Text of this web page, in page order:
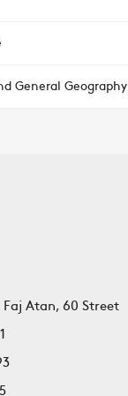
General Geography
Atan, 60 Street